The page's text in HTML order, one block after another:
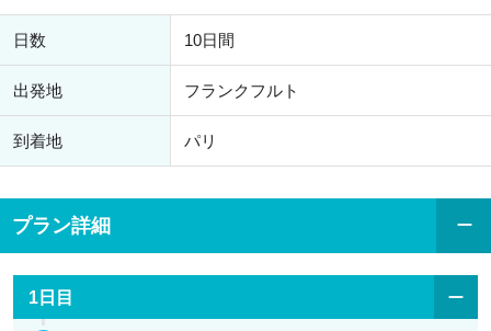
日数 10日間
出発地 フランクフルト
到着地 パリ
プラン詳細
1日目